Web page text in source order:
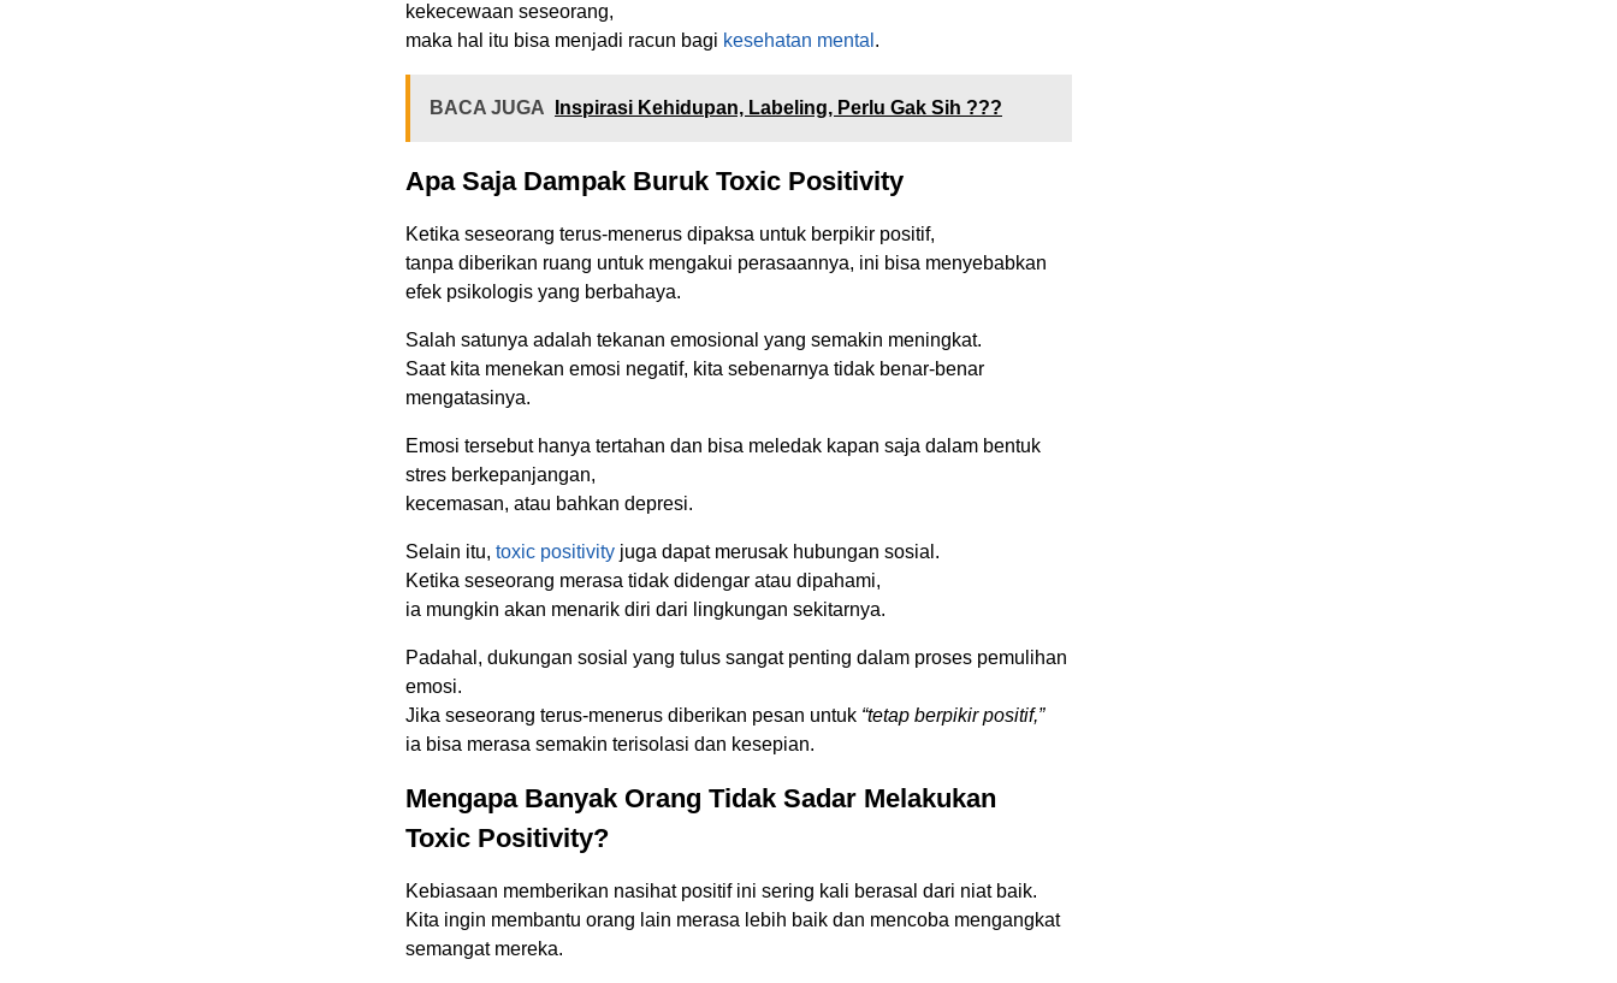
kekecewaan seseorang,
maka hal itu bisa menjadi racun bagi kesehatan mental .
BACA JUGA Inspirasi Kehidupan, Labeling, Perlu Gak Sih ???
Apa Saja Dampak Buruk Toxic Positivity
Ketika seseorang terus-menerus dipaksa untuk berpikir positif,
tanpa diberikan ruang untuk mengakui perasaannya, ini bisa menyebabkan
efek psikologis yang berbahaya.
Salah satunya adalah tekanan emosional yang semakin meningkat.
Saat kita menekan emosi negatif, kita sebenarnya tidak benar-benar
mengatasinya.
Emosi tersebut hanya tertahan dan bisa meledak kapan saja dalam bentuk
stres berkepanjangan,
kecemasan, atau bahkan depresi.
Selain itu, toxic positivity juga dapat merusak hubungan sosial.
Ketika seseorang merasa tidak didengar atau dipahami,
ia mungkin akan menarik diri dari lingkungan sekitarnya.
Padahal, dukungan sosial yang tulus sangat penting dalam proses pemulihan
emosi.
Jika seseorang terus-menerus diberikan pesan untuk “tetap berpikir positif,”
ia bisa merasa semakin terisolasi dan kesepian.
Mengapa Banyak Orang Tidak Sadar Melakukan
Toxic Positivity?
Kebiasaan memberikan nasihat positif ini sering kali berasal dari niat baik.
Kita ingin membantu orang lain merasa lebih baik dan mencoba mengangkat
semangat mereka.